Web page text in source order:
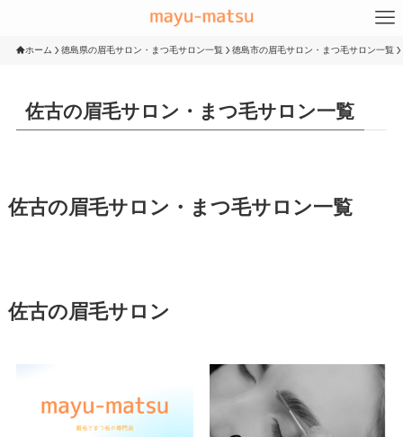
ホーム 徳島県の眉毛サロン・まつ毛サロン一覧 徳島市の眉毛サロン・まつ毛サロン一覧
佐古の眉毛サロン・まつ毛サロン一覧
佐古の眉毛サロン・まつ毛サロン一覧
佐古の眉毛サロン